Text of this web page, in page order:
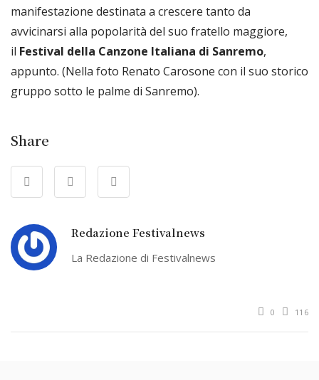
manifestazione destinata a crescere tanto da
avvicinarsi alla popolarità del suo fratello maggiore,
il Festival della Canzone Italiana di Sanremo,
appunto. (Nella foto Renato Carosone con il suo storico
gruppo sotto le palme di Sanremo).
Share
Redazione Festivalnews
La Redazione di Festivalnews
0 116